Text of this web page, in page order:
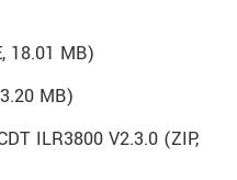
, 18.01 MB)
MB)
ILR3800 V2.3.0 (ZIP,